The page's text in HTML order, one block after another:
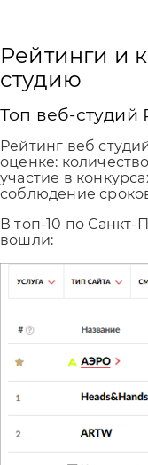
Рейтинги и
студию
Топ веб-студий
Рейтинг веб
оценке:
участие в
соблюдение
В топ-10 по Санкт-
вошли: